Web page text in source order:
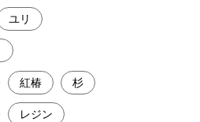
ユリ
紅椿 杉
レジン